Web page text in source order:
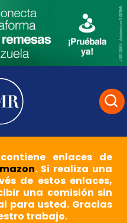
enlaces de
. Si realiza una
de estos enlaces,
una comisión sin
para usted. Gracias
trabajo.